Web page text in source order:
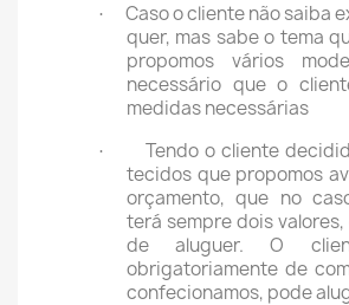
·
Caso o cliente não saiba
quer, mas sabe o tema
propomos vários
necessário que o
medidas necessárias
·
Tendo o cliente
tecidos que propomos
orçamento, que no
terá sempre dois
de aluguer. O
obrigatoriamente de
confecionamos, pode